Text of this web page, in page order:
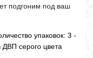
подгоним под ваш
упаковок: 3 -
ДВП серого цвета